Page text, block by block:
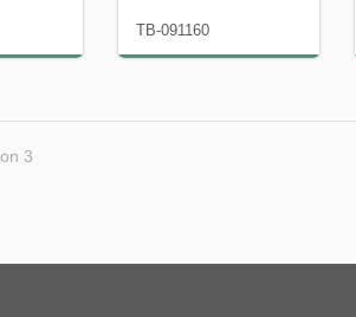
TB-091160
3